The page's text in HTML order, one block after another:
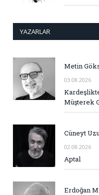
YAZARLAR
Metin
03.08.2026
Müşterek
Cüneyt
02.08.2026
Aptal
Erdoğan